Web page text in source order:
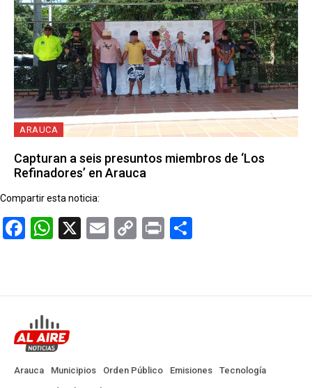
ARAUCA
Capturan a seis presuntos miembros de ‘Los
Refinadores’ en Arauca
Compartir esta noticia:
Facebook
WhatsApp
X EmailCopy
Print
Arauca Municipios Orden Público Emisiones
Tecnología